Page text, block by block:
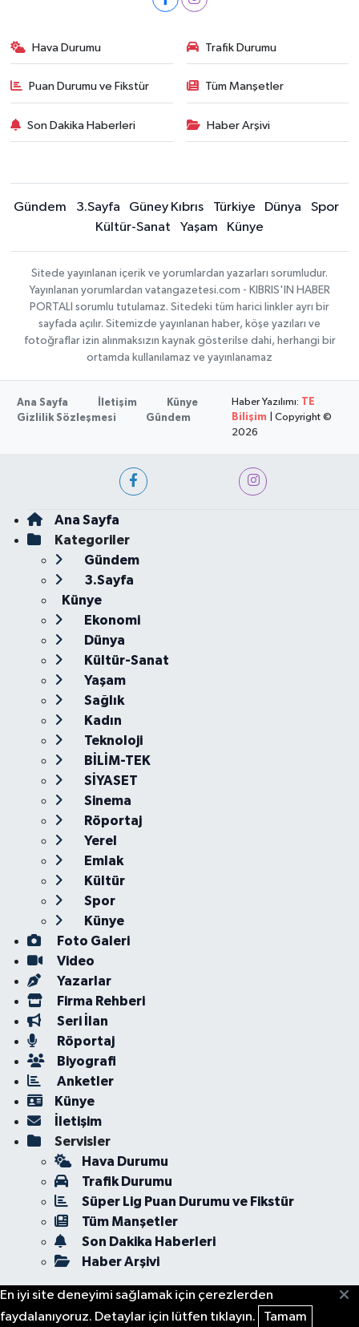
Hava Durumu Trafik Durumu
Puan Durumu ve Fikstür Tüm Manşetler
Son Dakika Haberleri Haber Arşivi
Gündem 3.Sayfa Güney Kıbrıs Türkiye Dünya
Spor
Kültür-Sanat
Yaşam Künye
Sitede yayınlanan içerik ve yorumlardan yazarları sorumludur.
Yayınlanan yorumlardan vatangazetesi.com - KIBRIS'IN HABER
PORTALI sorumlu tutulamaz. Sitedeki tüm harici linkler ayrı bir
sayfada açılır. Sitemizde yayınlanan haber, köşe yazıları ve
fotoğraflar izin alınmaksızın kaynak gösterilse dahi, herhangi bir
ortamda kullanılamaz ve yayınlanamaz
Ana Sayfa İletişim
Künye
Gizlilik Sözleşmesi
Gündem
Haber Yazılımı: TE
Bilişim | Copyright ©
2026
Ana Sayfa
Kategoriler
Gündem
3.Sayfa
Künye
Ekonomi
Dünya
Kültür-Sanat
Yaşam
Sağlık
Kadın
Teknoloji
BİLİM-TEK
SİYASET
Sinema
Röportaj
Yerel
Emlak
Kültür
Spor
Künye
Foto Galeri
Video
Yazarlar
Firma Rehberi
Seri İlan
Röportaj
Biyografi
Anketler
Künye
İletişim
Servisler
Hava Durumu
Trafik Durumu
Süper Lig Puan Durumu ve Fikstür
Tüm Manşetler
Son Dakika Haberleri
Haber Arşivi
En iyi site deneyimi sağlamak için çerezlerden
faydalanıyoruz. Detaylar için lütfen tıklayın.
Tamam